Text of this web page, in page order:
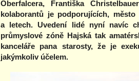
Oberfalcera, Františka
kolaborantů je podporujících,
a letech. Uvedení lidé nyní navíc
průmyslové zóně Hajská tak
kanceláře pana starosty, že je
jakýmkoliv účelem.